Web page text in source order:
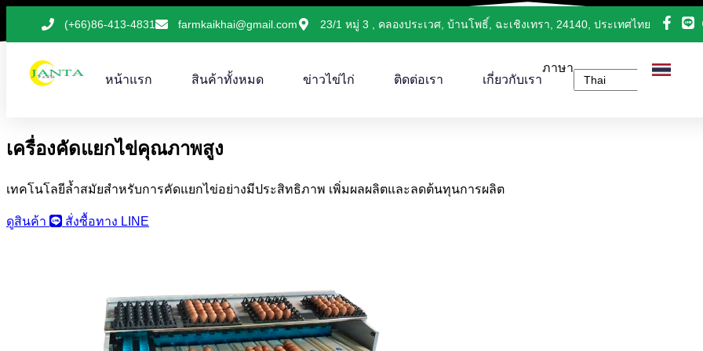
(+66)86-413-4831 farmkaikhai@gmail.com 23/1 หมู่ 3 , คลองประเวศ, บ้านโพธิ์, ฉะเชิงเทรา, 24140, ประเทศไทย
หน้าแรก สินค้าทั้งหมด ข่าวไข่ไก่ ติดต่อเรา เกี่ยวกับเรา
ภาษา
เครื่องคัดแยกไข่คุณภาพสูง
เทคโนโลยีล้ำสมัยสำหรับการคัดแยกไข่อย่างมีประสิทธิภาพ เพิ่มผลผลิตและลดต้นทุนการผลิต
ดูสินค้า สั่งซื้อทาง LINE